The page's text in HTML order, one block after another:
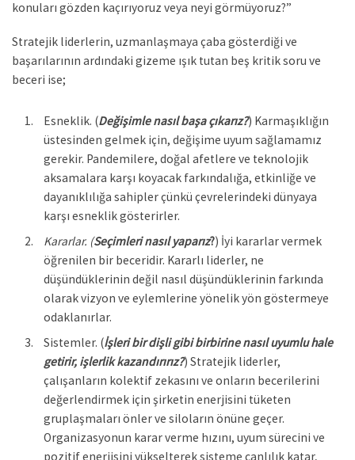
konuları gözden kaçırıyoruz veya neyi görmüyoruz?”
Stratejik liderlerin, uzmanlaşmaya çaba gösterdiği ve
başarılarının ardındaki gizeme ışık tutan beş kritik soru ve
beceri ise;
Esneklik. (Değişimle nasıl başa çıkarız?) Karmaşıklığın
üstesinden gelmek için, değişime uyum sağlamamız
gerekir. Pandemilere, doğal afetlere ve teknolojik
aksamalara karşı koyacak farkındalığa, etkinliğe ve
dayanıklılığa sahipler çünkü çevrelerindeki dünyaya
karşı esneklik gösterirler.
Kararlar. (Seçimleri nasıl yaparız?) İyi kararlar vermek
öğrenilen bir beceridir. Kararlı liderler, ne
düşündüklerinin değil nasıl düşündüklerinin farkında
olarak vizyon ve eylemlerine yönelik yön göstermeye
odaklanırlar.
Sistemler. (İşleri bir dişli gibi birbirine nasıl uyumlu hale
getirir, işlerlik kazandırırız?) Stratejik liderler,
çalışanların kolektif zekasını ve onların becerilerini
değerlendirmek için şirketin enerjisini tüketen
gruplaşmaları önler ve siloların önüne geçer.
Organizasyonun karar verme hızını, uyum sürecini ve
pozitif enerjisini yükselterek sisteme canlılık katar,